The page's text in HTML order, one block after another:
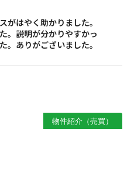
がはやく助かりました。
。説明が分かりやすかっ
。ありがございました。
物件紹介（売買）